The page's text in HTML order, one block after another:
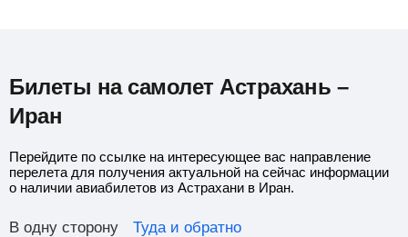
Билеты на самолет Астрахань –
Иран
Перейдите по ссылке на интересующее вас направление
перелета для получения актуальной на сейчас информации
о наличии авиабилетов из Астрахани в Иран.
В одну сторону Туда и обратно